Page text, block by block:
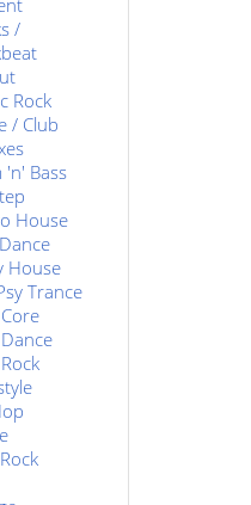
/
Rock
/ Club
'n' Bass
House
House
Trance